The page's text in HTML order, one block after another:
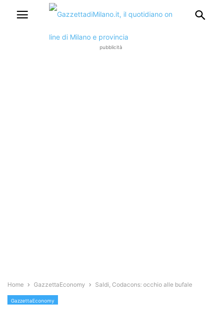
pubblicità
Home GazzettaEconomy Saldi, Codacons: occhio alle bufale
GazzettaEconomy